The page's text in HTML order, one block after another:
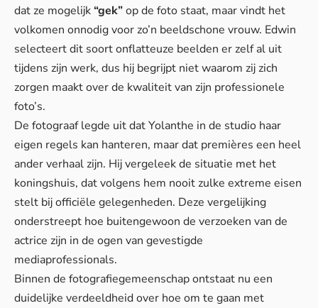
dat ze mogelijk“gek”op de foto staat, maar vindt het
volkomen onnodig voor zo’n beeldschone vrouw. Edwin
selecteert dit soort onflatteuze beelden er zelf al uit
tijdens zijn werk, dus hij begrijpt niet waarom zij zich
zorgen maakt over de kwaliteit van zijn professionele
foto’s.
De fotograaf legde uit dat Yolanthe in de studio haar
eigen regels kan hanteren, maar dat premières een heel
ander verhaal zijn. Hij vergeleek de situatie met het
koningshuis, dat volgens hem nooit zulke extreme eisen
stelt bij officiële gelegenheden. Deze vergelijking
onderstreept hoe buitengewoon de verzoeken van de
actrice zijn in de ogen van gevestigde
mediaprofessionals.
Binnen de fotografiegemeenschap ontstaat nu een
duidelijke verdeeldheid over hoe om te gaan met